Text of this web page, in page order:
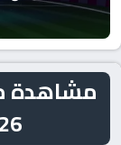
مشاهدة
2026-